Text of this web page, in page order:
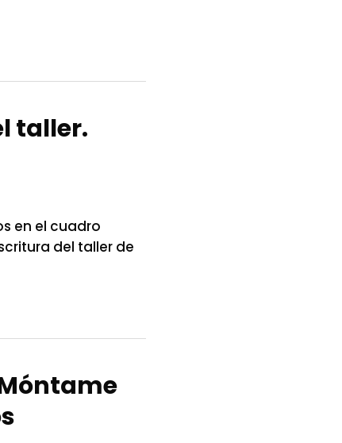
taller.
en el cuadro
del taller de